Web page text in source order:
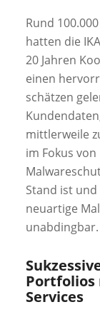
Rund
hatten die
20 Jahren
einen
schätzen
mittlerweile
im Fokus
Stand ist
neuartige
unabdingbar.
Portfolios
Services